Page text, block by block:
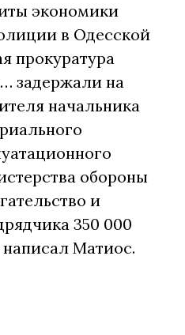
экономики
в Одесской
прокуратура
задержали на
начальника
обороны
и
350 000
написал Матиос.